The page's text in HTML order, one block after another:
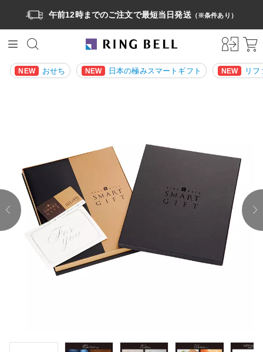
午前12時までのご注文で最短当日発送（※条件あり）
NEW おせち NEW 日本の極みスマートギフト NEW リ
prev